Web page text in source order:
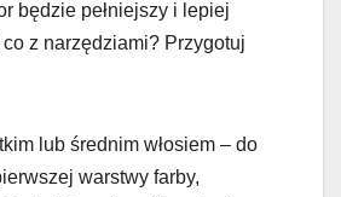
będzie pełniejszy i lepiej
z narzędziami? Przygotuj
lub średnim włosiem – do
warstwy farby,